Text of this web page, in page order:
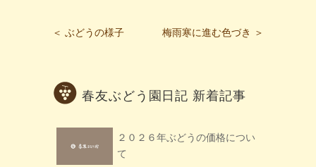
＜ ぶどうの様子 梅雨寒に進む色づき ＞
春友ぶどう園日記 新着記事
２０２６年ぶどうの価格につい
て